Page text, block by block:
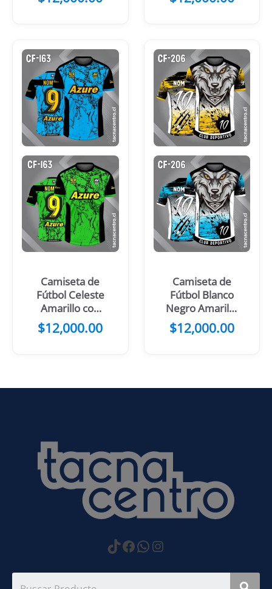
y Celeste
Camiseta de
Fútbol Celeste
Amarillo con
mangas negras
$12,000.00
Camiseta de
Fútbol Blanco
Negro Amarillo
con Cabeza de
Lobo
$12,000.00
https://
Facebook
WhatsApp
Instagram